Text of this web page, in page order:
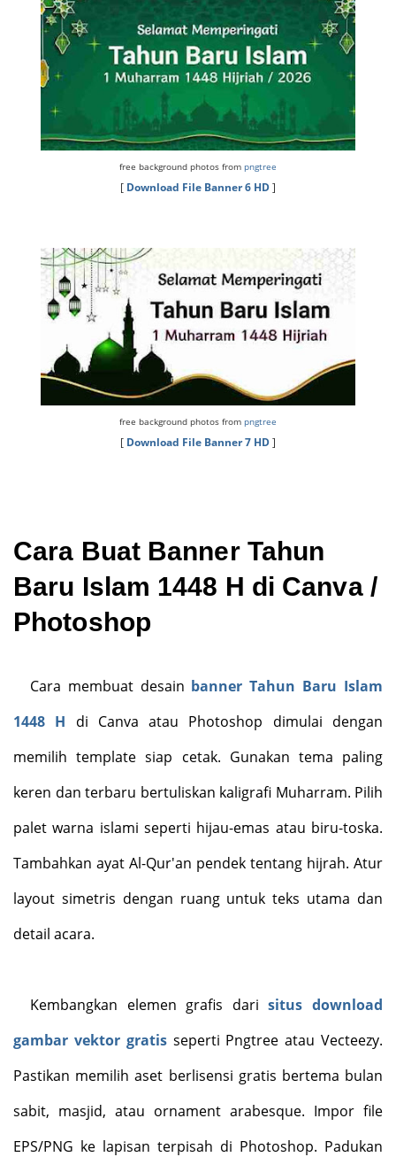
free background photos from pngtree
[ Download File Banner 6 HD]
free background photos from pngtree
[ Download File Banner 7 HD]
Cara Buat Banner Tahun
Baru Islam 1448 H di Canva /
Photoshop
Cara membuat desain banner Tahun Baru Islam
1448 H di Canva atau Photoshop dimulai dengan
memilih template siap cetak. Gunakan tema paling
keren dan terbaru bertuliskan kaligrafi Muharram. Pilih
palet warna islami seperti hijau-emas atau biru-toska.
Tambahkan ayat Al-Qur'an pendek tentang hijrah. Atur
layout simetris dengan ruang untuk teks utama dan
detail acara.
Kembangkan elemen grafis darisitus download
gambar vektor gratisseperti Pngtree atau Vecteezy.
Pastikan memilih aset berlisensi gratis bertema bulan
sabit, masjid, atau ornament arabesque. Impor file
EPS/PNG ke lapisan terpisah di Photoshop. Padukan